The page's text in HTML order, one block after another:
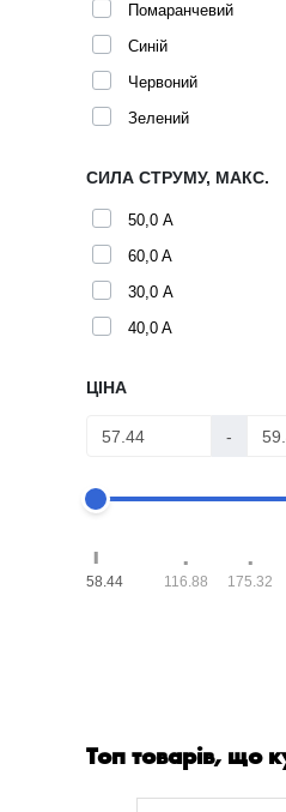
Помаранчевий
Синій
Червоний
Зелений
СИЛА СТРУМУ, МАКС.
50,0 А
60,0 A
30,0 А
40,0 A
ЦІНА
-
58.44 116.88 175.32
Топ товарів, що